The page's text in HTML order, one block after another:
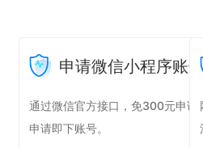
申请微信小程序账
通过微信官方接口，免300元申请
申请即下账号。